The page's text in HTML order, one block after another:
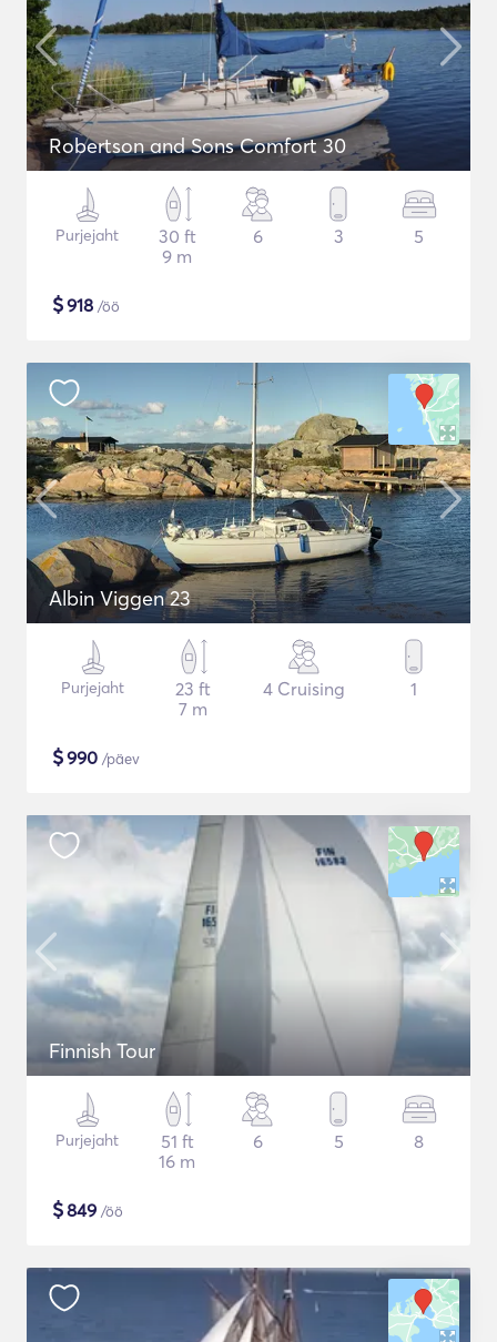
Robertson and Sons Comfort 30
Purjejaht
30 ft
9 m
6 3 5
$918 /öö
Albin Viggen 23
Purjejaht
23 ft
7 m
4 Cruising 1
$990 /päev
Finnish Tour
Purjejaht
51 ft
16 m
6 5 8
$849 /öö